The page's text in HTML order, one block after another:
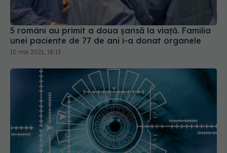
5 români au primit a doua șansă la viață. Familia
unei paciente de 77 de ani i-a donat organele
10 mai 2021, 18:13